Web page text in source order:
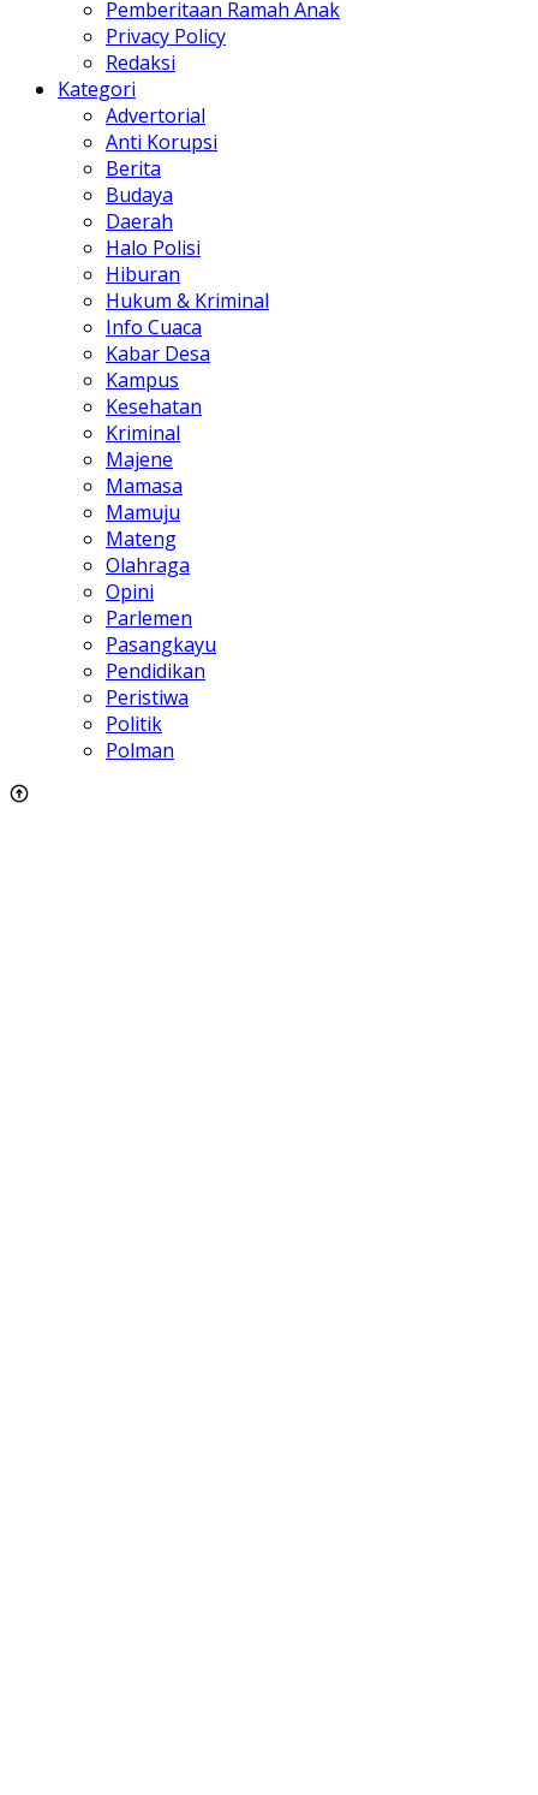
Pemberitaan Ramah Anak
Privacy Policy
Redaksi
Kategori
Advertorial
Anti Korupsi
Berita
Budaya
Daerah
Halo Polisi
Hiburan
Hukum & Kriminal
Info Cuaca
Kabar Desa
Kampus
Kesehatan
Kriminal
Majene
Mamasa
Mamuju
Mateng
Olahraga
Opini
Parlemen
Pasangkayu
Pendidikan
Peristiwa
Politik
Polman